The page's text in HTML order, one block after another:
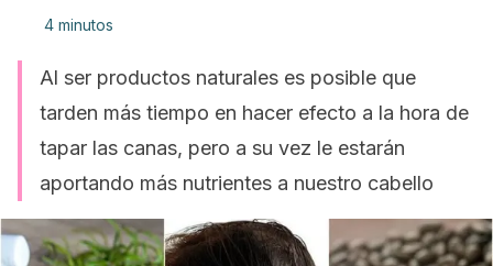
4 minutos
Al ser productos naturales es posible que
tarden más tiempo en hacer efecto a la hora de
tapar las canas, pero a su vez le estarán
aportando más nutrientes a nuestro cabello